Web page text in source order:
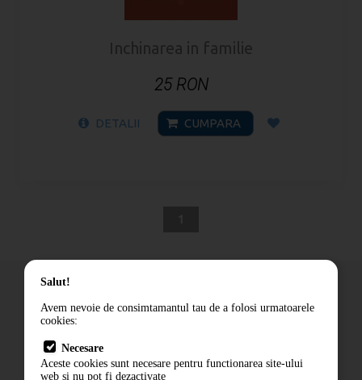
Inchinarea in familie
25 RON
DETALII CUMPARA
Cum comand
Livrare
Contact
Salut!
Avem nevoie de consimtamantul tau de a folosi urmatoarele
cookies:
Necesare
Aceste cookies sunt necesare pentru functionarea site-ului
web si nu pot fi dezactivate